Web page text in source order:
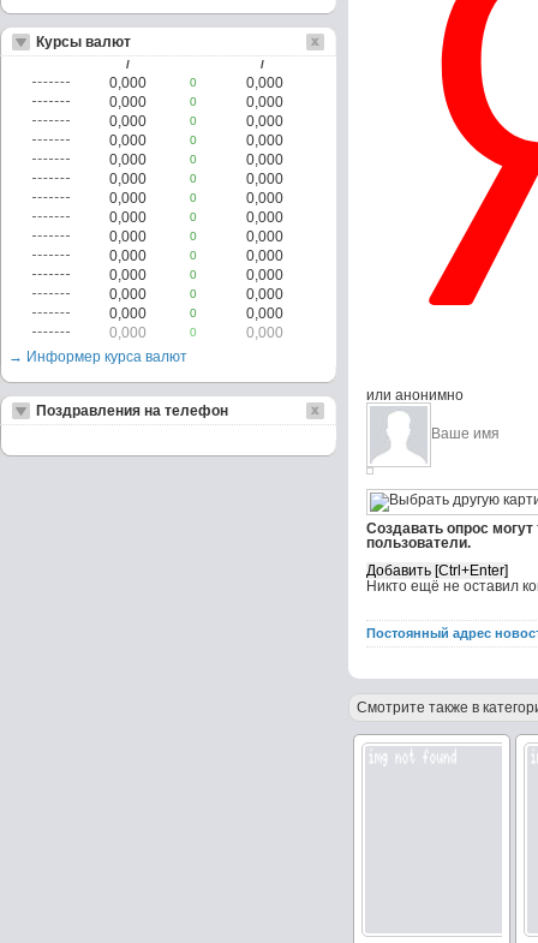
или анонимно
Создавать опрос
пользователи.
Никто ещё не оставил
Постоянный адрес
Смотрите также в
Курсы валют
/ /
0,000 0
0,000
0,000
0
0,000
0,000
0
0,000
0,000
0
0,000
0,000
0
0,000
0,000
0
0,000
0,000
0
0,000
0,000
0
0,000
0,000
0
0,000
0,000
0
0,000
0,000
0
0,000
0,000
0
0,000
0,000
0
0,000
0,000
0
0,000
→ Информер курса валют
Поздравления на телефон